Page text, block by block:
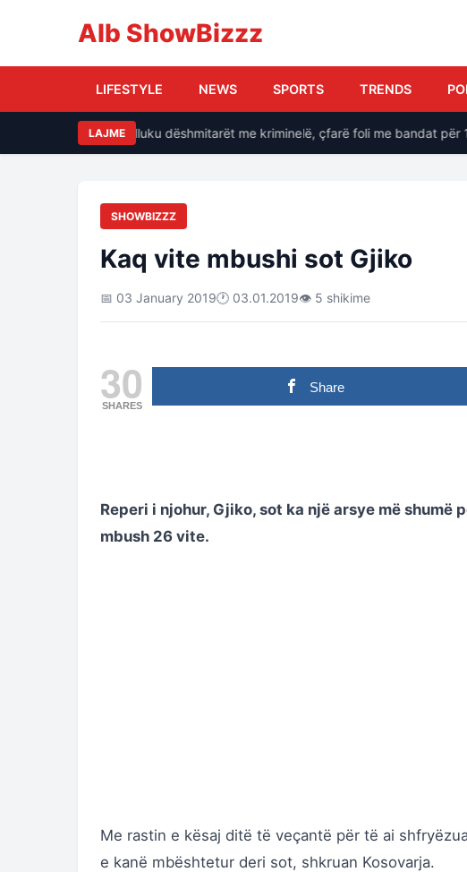
Alb ShowBizzz
LIFESTYLE NEWS SPORTS TRENDS
LAJME
si i kërcënonte Balluku dëshmitarët me kriminelë, çfarë foli me bandat për 11
SHOWBIZZZ
Kaq vite mbushi sot Gjiko
📅 03 January 2019🕐 03.01.2019👁 5 shikime
30
SHARES
Share
Reperi i njohur, Gjiko, sot ka një arsye më
mbush 26 vite.
Me rastin e kësaj ditë të veçantë për të ai
e kanë mbështetur deri sot, shkruan Kosovarja.